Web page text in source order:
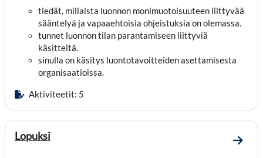
tiedät, millaista luonnon monimuotoisuuteen liittyvää
sääntelyä ja vapaaehtoisia ohjeistuksia on olemassa.
tunnet luonnon tilan parantamiseen liittyviä
käsitteitä.
sinulla on käsitys luontotavoitteiden asettamisesta
organisaatioissa.
Aktiviteetit: 5
Lopuksi
Mene